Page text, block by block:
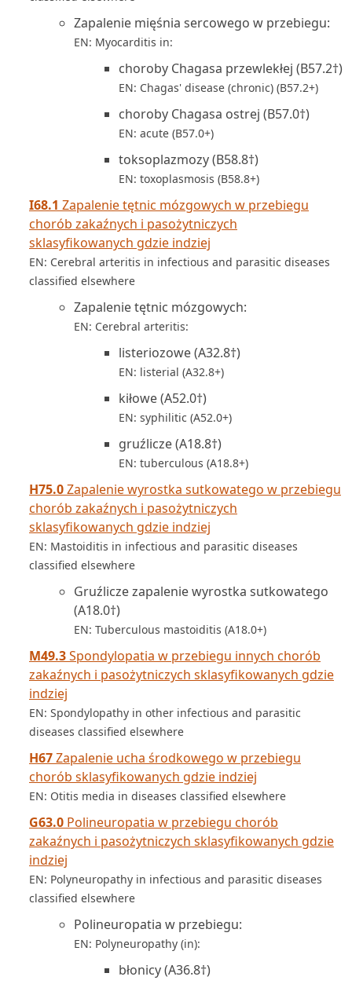
Zapalenie mięśnia sercowego w przebiegu:
EN: Myocarditis in:
choroby Chagasa przewlekłej (B57.2†)
EN: Chagas' disease (chronic) (B57.2+)
choroby Chagasa ostrej (B57.0†)
EN: acute (B57.0+)
toksoplazmozy (B58.8†)
EN: toxoplasmosis (B58.8+)
I68.1 Zapalenie tętnic mózgowych w przebiegu
chorób zakaźnych i pasożytniczych
sklasyfikowanych gdzie indziej
EN: Cerebral arteritis in infectious and parasitic diseases
classified elsewhere
Zapalenie tętnic mózgowych:
EN: Cerebral arteritis:
listeriozowe (A32.8†)
EN: listerial (A32.8+)
kiłowe (A52.0†)
EN: syphilitic (A52.0+)
gruźlicze (A18.8†)
EN: tuberculous (A18.8+)
H75.0Zapalenie wyrostka sutkowatego w przebiegu
chorób zakaźnych i pasożytniczych
sklasyfikowanych gdzie indziej
EN: Mastoiditis in infectious and parasitic diseases
classified elsewhere
Gruźlicze zapalenie wyrostka sutkowatego
(A18.0†)
EN: Tuberculous mastoiditis (A18.0+)
M49.3Spondylopatia w przebiegu innych chorób
zakaźnych i pasożytniczych sklasyfikowanych gdzie
indziej
EN: Spondylopathy in other infectious and parasitic
diseases classified elsewhere
H67Zapalenie ucha środkowego w przebiegu
chorób sklasyfikowanych gdzie indziej
EN: Otitis media in diseases classified elsewhere
G63.0 Polineuropatia w przebiegu chorób
zakaźnych i pasożytniczych sklasyfikowanych gdzie
indziej
EN: Polyneuropathy in infectious and parasitic diseases
classified elsewhere
Polineuropatia w przebiegu:
EN: Polyneuropathy (in):
błonicy (A36.8†)